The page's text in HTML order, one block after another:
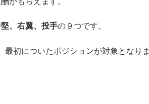
、右翼、投手の９つです。
初についたポジションが対象となりま